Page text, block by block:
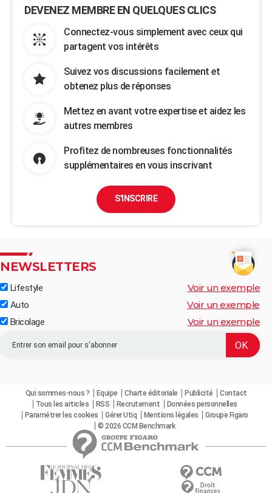
DEVENEZ MEMBRE EN QUELQUES CLICS
Connectez-vous simplement avec ceux qui
partagent vos intérêts
Suivez vos discussions facilement et
obtenez plus de réponses
Mettez en avant votre expertise et aidez les
autres membres
Profitez de nombreuses fonctionnalités
supplémentaires en vous inscrivant
S'INSCRIRE
NEWSLETTERS
Lifestyle Voir un exemple
Auto Voir un exemple
Bricolage Voir un exemple
Qui sommes-nous ? Equipe Charte éditoriale Publicité
Contact
Tous les articles
RSS Recrutement
Données personnelles
Paramétrer les cookies
Gérer Utiq Mentions légales
Groupe Figaro
© 2026 CCM Benchmark